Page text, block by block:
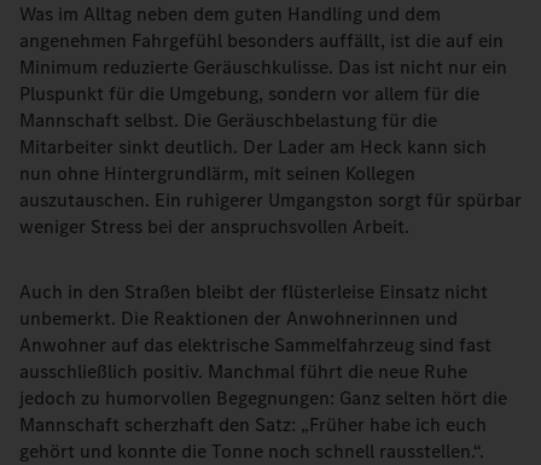
Was im Alltag neben dem guten Handling und dem
angenehmen Fahrgefühl besonders auffällt, ist die auf ein
Minimum reduzierte Geräuschkulisse. Das ist nicht nur ein
Pluspunkt für die Umgebung, sondern vor allem für die
Mannschaft selbst. Die Geräuschbelastung für die
Mitarbeiter sinkt deutlich. Der Lader am Heck kann sich
nun ohne Hintergrundlärm, mit seinen Kollegen
auszutauschen. Ein ruhigerer Umgangston sorgt für spürbar
weniger Stress bei der anspruchsvollen Arbeit.
Auch in den Straßen bleibt der flüsterleise Einsatz nicht
unbemerkt. Die Reaktionen der Anwohnerinnen und
Anwohner auf das elektrische Sammelfahrzeug sind fast
ausschließlich positiv. Manchmal führt die neue Ruhe
jedoch zu humorvollen Begegnungen: Ganz selten hört die
Mannschaft scherzhaft den Satz: „Früher habe ich euch
gehört und konnte die Tonne noch schnell rausstellen.“.